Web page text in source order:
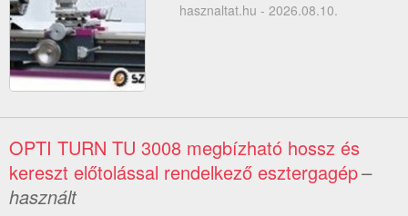
hasznaltat.hu - 2026.08.10.
OPTI TURN TU 3008 megbízható hossz és
kereszt előtolással rendelkező esztergagép–
használt